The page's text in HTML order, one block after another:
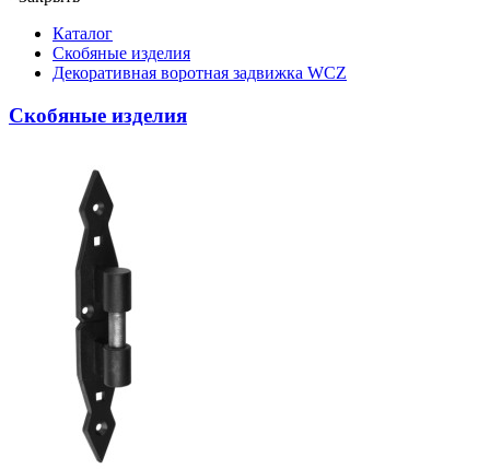
Каталог
Скобяные изделия
Декоративная воротная задвижка WCZ
Скобяные изделия